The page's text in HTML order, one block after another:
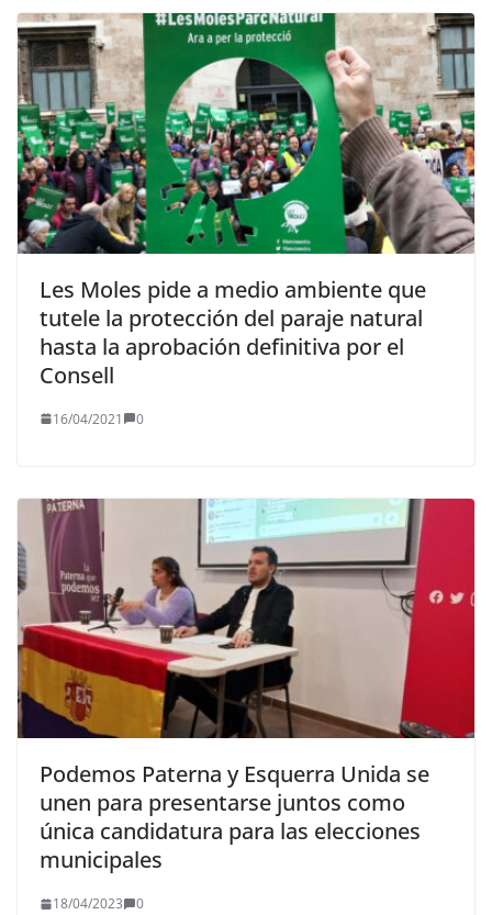
Les Moles pide a medio ambiente que
tutele la protección del paraje natural
hasta la aprobación definitiva por el
Consell
16/04/2021 0
Podemos Paterna y Esquerra Unida se
unen para presentarse juntos como
única candidatura para las elecciones
municipales
18/04/2023 0